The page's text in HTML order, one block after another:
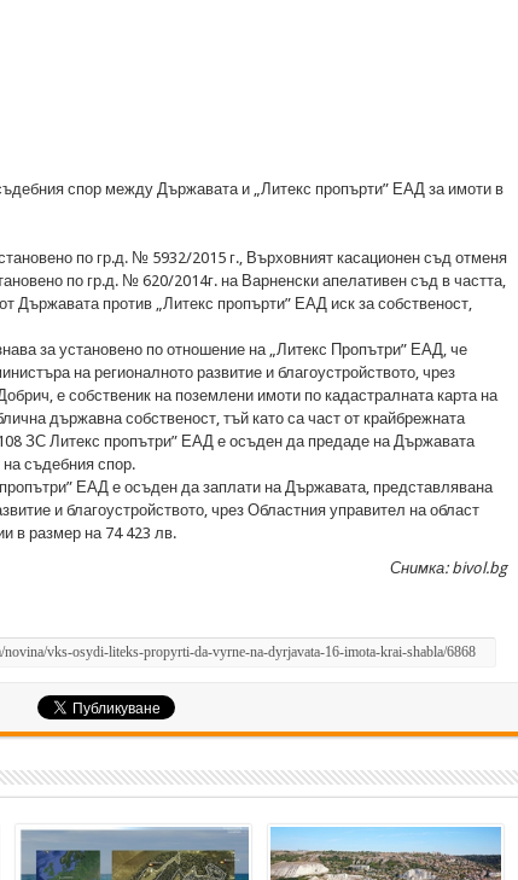
спор между Държавата и „Литекс пропърти” ЕАД за имоти в
по гр.д. № 5932/2015 г., Върховният касационен съд отменя
по гр.д. № 620/2014г. на Варненски апелативен съд в частта,
Държавата против „Литекс пропърти” ЕАД иск за собственост,
за установено по отношение на „Литекс Пропътри” ЕАД, че
на регионалното развитие и благоустройството, чрез
е собственик на поземлени имоти по кадастралната карта на
държавна собственост, тъй като са част от крайбрежната
ЗС Литекс пропътри” ЕАД е осъден да предаде на Държавата
съдебния спор.
ЕАД е осъден да заплати на Държавата, представлявана
и благоустройството, чрез Областния управител на област
в размер на 74 423 лв.
Снимка: bivol.bg